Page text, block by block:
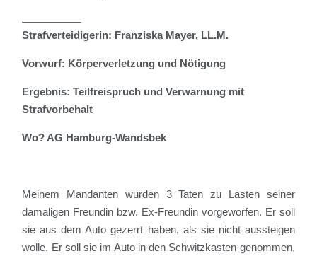
Strafverteidigerin: Franziska Mayer, LL.M.
Vorwurf: Körperverletzung und Nötigung
Ergebnis: Teilfreispruch und Verwarnung mit
Strafvorbehalt
Wo? AG Hamburg-Wandsbek
Meinem Mandanten wurden 3 Taten zu Lasten seiner
damaligen Freundin bzw. Ex-Freundin vorgeworfen. Er soll
sie aus dem Auto gezerrt haben, als sie nicht aussteigen
wolle. Er soll sie im Auto in den Schwitzkasten genommen,